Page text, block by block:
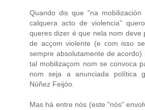
Quando dis que "na
calquera acto de violencia"
queres dizer é que nela nom deve
de acçom violente (e com isso
sempre absolutamente de
tal mobilizaçom nom se convoca
nom seja a anunciada política
Núñez Feijóo.
Mas há entre nós (este "nós"